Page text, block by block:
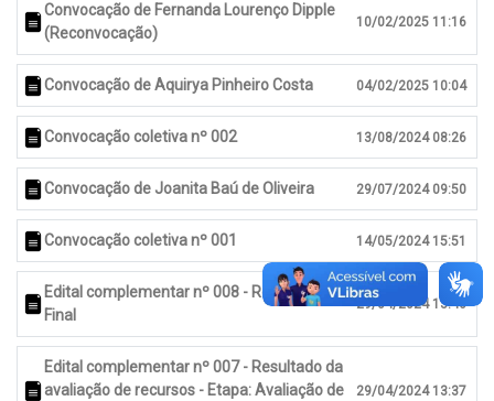
Convocação de Fernanda Lourenço Dipple
(Reconvocação)
10/02/2025 11:16
Convocação de Aquirya Pinheiro Costa 04/02/2025 10:04
Convocação coletiva nº 002 13/08/2024 08:26
Convocação de Joanita Baú de Oliveira 29/07/2024 09:50
Convocação coletiva nº 001 14/05/2024 15:51
Edital complementar nº 008 - Resultado
Final
29/04/2024 13:46
Edital complementar nº 007 - Resultado da
avaliação de recursos - Etapa: Avaliação de
29/04/2024 13:37